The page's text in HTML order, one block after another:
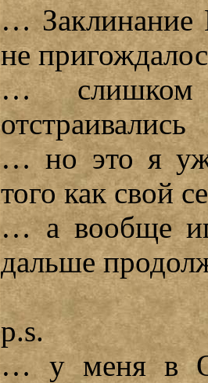
… Заклинание
не
… слишком
отстраивались
… но это я
того как свой
… а вообще
дальше
p.s.
… у меня в